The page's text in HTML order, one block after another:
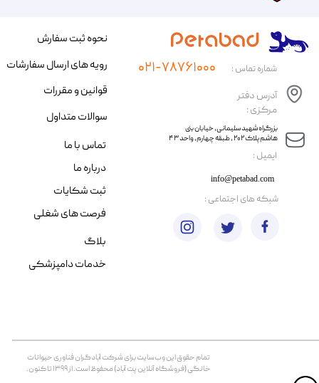
​ایمیل :
آدرس دفتر
مرکزی :
info@petabad.com
​​بزرگراه شهید سلیمانی، خیابان بنی
هاشم پلاک ۲۰۲ ، طبقه چهارم، واحد ۴۳
شماره تماس : ۰۲۱-۷۸۷۶۱۰۰۰
تمام حقوق اين وب‌سايت برای شرکت آبادگران فناوری حیوانات
خانگی (فروشگاه آنلاین پت آباد) محفوظ است. از ۱۳۹۹ تا کنون.
نحوه ثبت سفارش
رویه های ارسال سفارشات
قوانین و مقررات
سوالات متداول
تماس با ما
درباره ما
ثبت شکایات
فرصت های شغلی
​شبکه های اجتماعی :
بلاگ
خدمات دامپزشکی